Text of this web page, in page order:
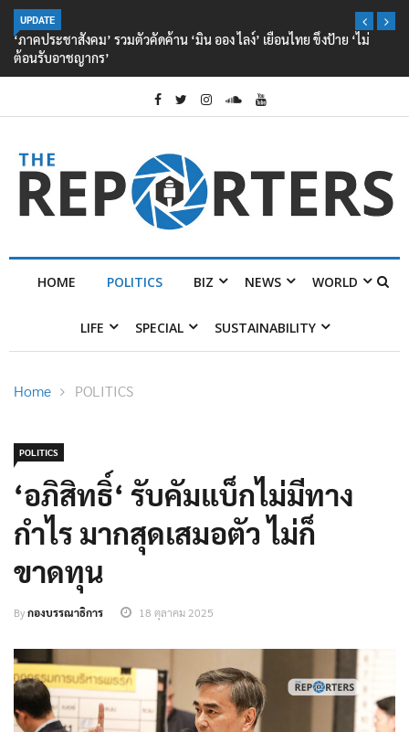
UPDATE
‘ภาคประชาสังคม’ รวมตัวคัดค้าน ‘มิน ออง ไลง์’ เยือนไทย ขึงป้าย ‘ไม่
ต้อนรับอาชญากร’
HOME POLITICS BIZ NEWS WORLD
LIFE SPECIAL SUSTAINABILITY
Home POLITICS
POLITICS
‘อภิสิทธิ์‘ รับคัมแบ็กไม่มีทาง
กำไร มากสุดเสมอตัว ไม่ก็
ขาดทุน
Byกองบรรณาธิการ 18 ตุลาคม 2025